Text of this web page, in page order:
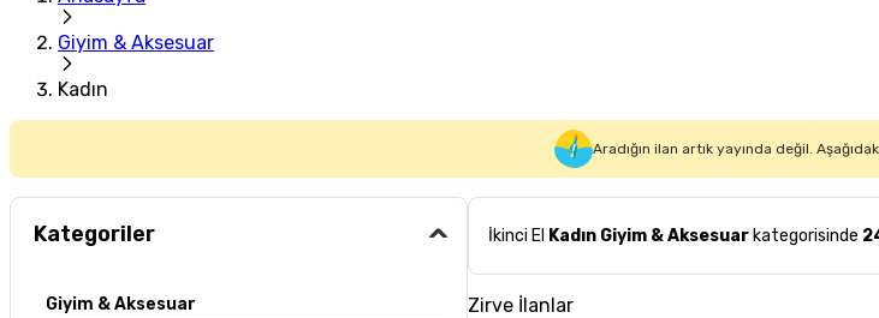
Giyim & Aksesuar
Kadın
Aradığın ilan artık yayında değil.
Kategoriler
Giyim & Aksesuar
İkinci El Kadın Giyim & Aksesuar kategorisinde
Zirve İlanlar